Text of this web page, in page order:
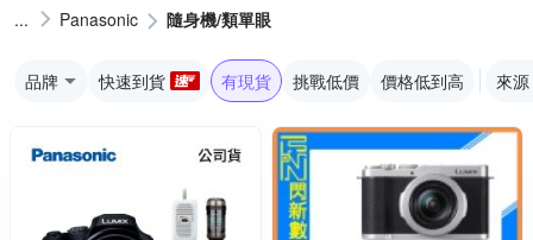
Panasonic 隨身機/類單眼
品牌 快速到貨 有現貨 挑戰低價 價格低到高 來源